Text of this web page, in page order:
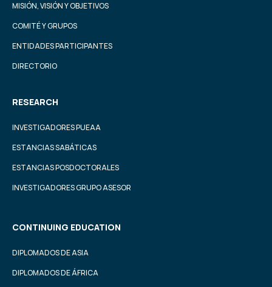
MISIÓN, VISIÓN Y OBJETIVOS
COMITÉ Y GRUPOS
ENTIDADES PARTICIPANTES
DIRECTORIO
RESEARCH
INVESTIGADORES PUEAA
ESTANCIAS SABÁTICAS
ESTANCIAS POSDOCTORALES
INVESTIGADORES GRUPO ASESOR
CONTINUING EDUCATION
DIPLOMADOS DE ASIA
DIPLOMADOS DE ÁFRICA